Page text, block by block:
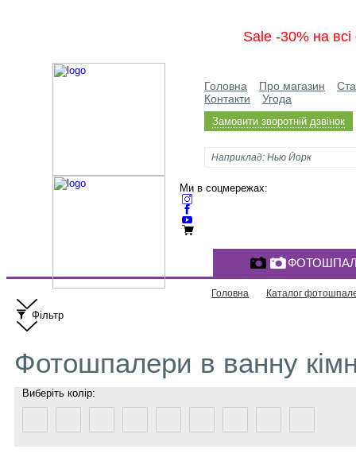
Sale -30% на
Головна Про магазин
Контакти
Угода
Замовити зворотній дзвінок
Ми в соцмережах:
Головна Каталог
Фільтр
Фотошпалери в ванну
Виберіть колір: